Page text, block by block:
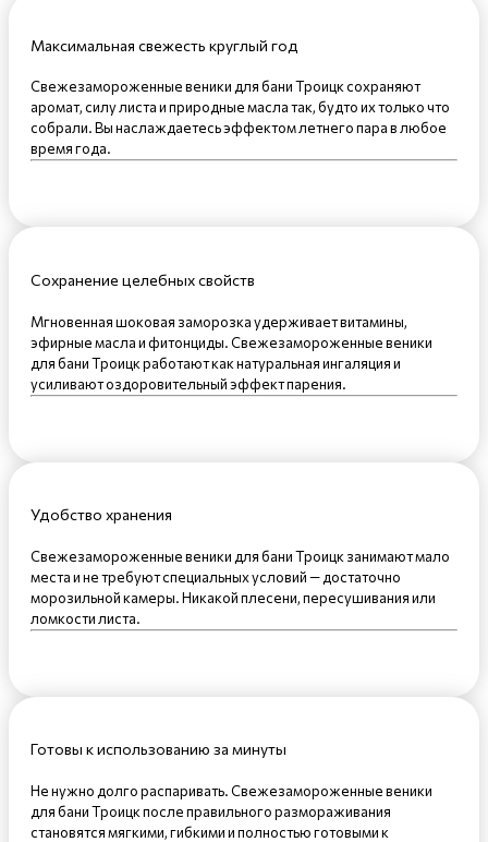
Максимальная свежесть круглый год
Свежезамороженные веники для бани Троицк сохраняют
аромат, силу листа и природные масла так, будто их только что
собрали. Вы наслаждаетесь эффектом летнего пара в любое
время года.
Сохранение целебных свойств
Мгновенная шоковая заморозка удерживает витамины,
эфирные масла и фитонциды. Свежезамороженные веники
для бани Троицк работают как натуральная ингаляция и
усиливают оздоровительный эффект парения.
Удобство хранения
Свежезамороженные веники для бани Троицк занимают мало
места и не требуют специальных условий — достаточно
морозильной камеры. Никакой плесени, пересушивания или
ломкости листа.
Готовы к использованию за минуты
Не нужно долго распаривать. Свежезамороженные веники
для бани Троицк после правильного размораживания
становятся мягкими, гибкими и полностью готовыми к